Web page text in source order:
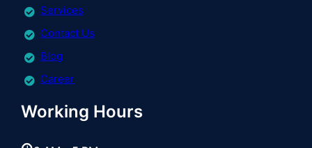
Services
Contact Us
Blog
Career
Working Hours